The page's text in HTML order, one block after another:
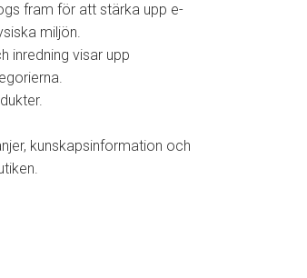
fram för att stärka upp e-
miljön.
inredning visar upp
kunskapsinformation och